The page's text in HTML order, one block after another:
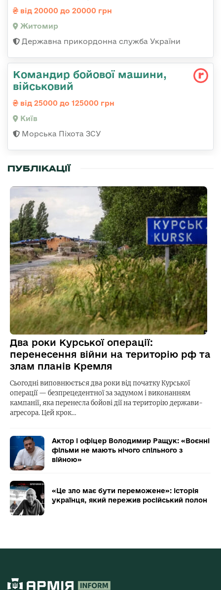
від 20000 до 20000 грн
Житомир
Державна прикордонна служба України
Командиp бойової машини,
військовий
від 25000 до 125000 грн
Київ
Морська Піхота ЗСУ
ПУБЛІКАЦІЇ
Два роки Курської операції:
перенесення війни на територію рф та
злам планів Кремля
Сьогодні виповнюється два роки від початку Курської
операції — безпрецедентної за задумом і виконанням
кампанії, яка перенесла бойові дії на територію держави-
агресора. Цей крок…
Актор і офіцер Володимир Ращук: «Воєнні
фільми не мають нічого спільного з
війною»
«Це зло має бути переможене»: історія
українця, який пережив російський полон